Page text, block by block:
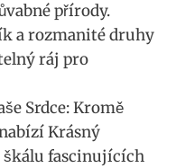
přírody.
a rozmanité druhy
ráj pro
Srdce: Kromě
Krásný
fascinujících